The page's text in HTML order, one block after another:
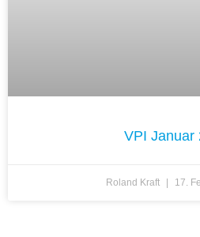
VPI Januar
Roland Kraft 17.